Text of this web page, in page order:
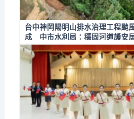
台中神岡陽明山排水治理工程颱
成 中市水利局：穩固河道護安